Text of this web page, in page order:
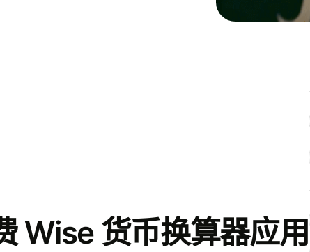
Wise 货币换算器应用